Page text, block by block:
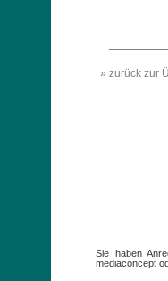
» zurück zur
Sie haben
mediaconcept